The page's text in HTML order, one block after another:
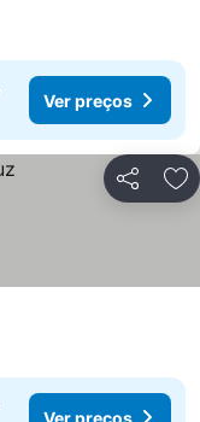
Ver preços
Partilhar
Ver preços